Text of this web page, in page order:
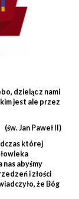
dzieląc z nami
jest ale przez
(św. Jan Paweł II)
której
nas abyśmy
i złości
że Bóg